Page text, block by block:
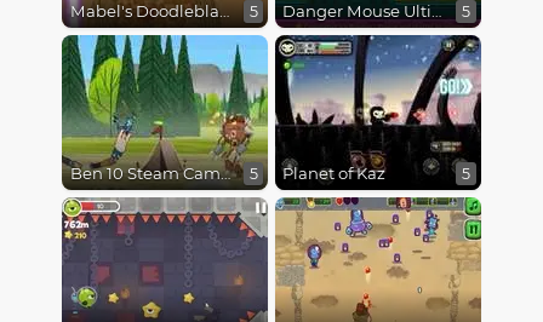
Mabel's Doodleblaster 5 Danger Mouse Ultimate 5
Ben 10 Steam Camp 5 Planet of Kaz 5